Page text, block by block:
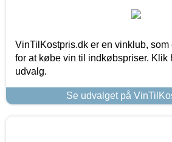
VinTilKostpris.dk er en vinklub,
for at købe vin til indkøbspriser. Klik
udvalg.
Se udvalget på